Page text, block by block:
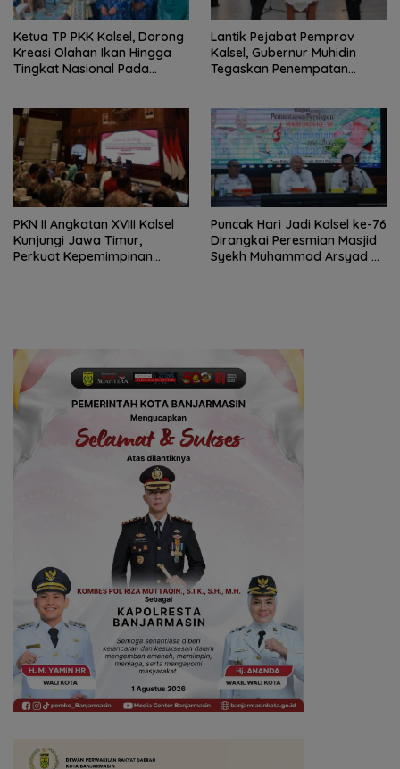
Ketua TP PKK Kalsel, Dorong
Kreasi Olahan Ikan Hingga
Tingkat Nasional Pada
Lantik Pejabat Pemprov
Kalsel, Gubernur Muhidin
Tegaskan Penempatan
PKN II Angkatan XVIII Kalsel
Kunjungi Jawa Timur,
Perkuat Kepemimpinan
Puncak Hari Jadi Kalsel ke-76
Dirangkai Peresmian Masjid
Syekh Muhammad Arsyad Al